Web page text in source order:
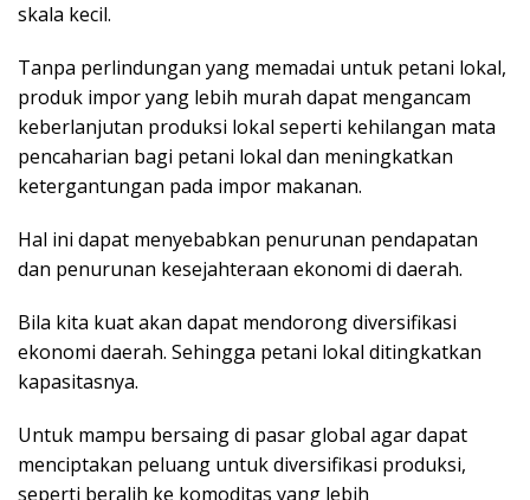
skala kecil.
Tanpa perlindungan yang memadai untuk petani lokal,
produk impor yang lebih murah dapat mengancam
keberlanjutan produksi lokal seperti kehilangan mata
pencaharian bagi petani lokal dan meningkatkan
ketergantungan pada impor makanan.
Hal ini dapat menyebabkan penurunan pendapatan
dan penurunan kesejahteraan ekonomi di daerah.
Bila kita kuat akan dapat mendorong diversifikasi
ekonomi daerah. Sehingga petani lokal ditingkatkan
kapasitasnya.
Untuk mampu bersaing di pasar global agar dapat
menciptakan peluang untuk diversifikasi produksi,
seperti beralih ke komoditas yang lebih